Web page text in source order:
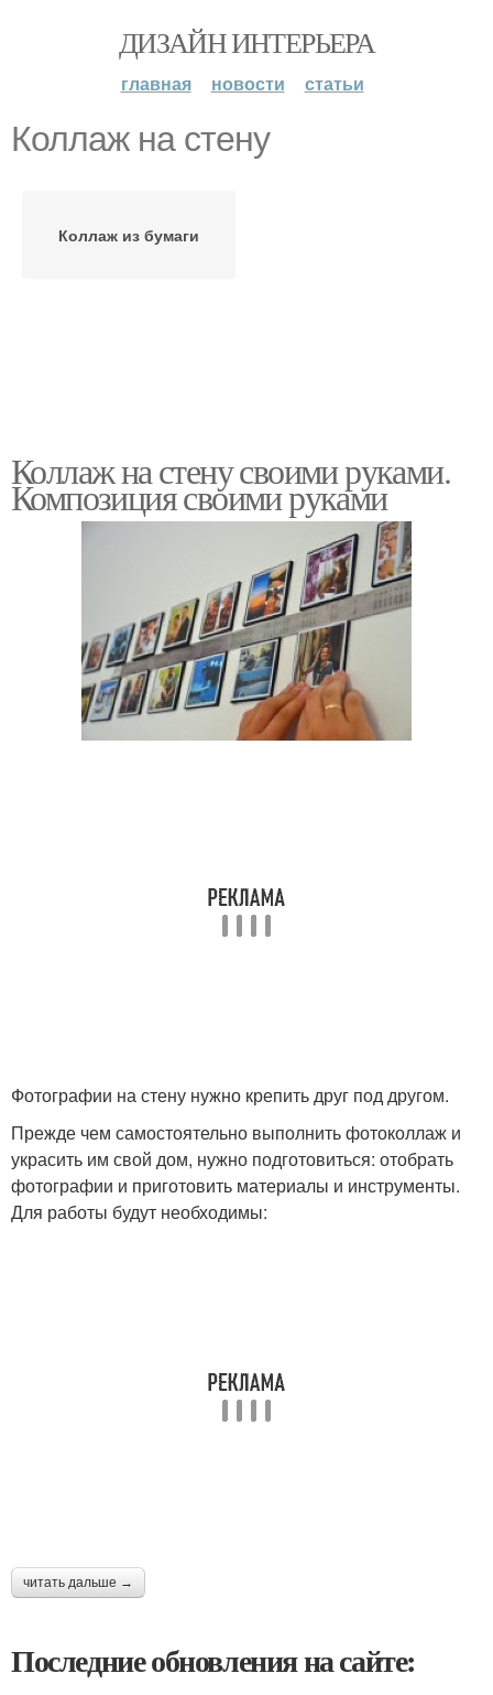
ДИЗАЙН ИНТЕРЬЕРА
главная новости статьи
Коллаж на стену
Коллаж из бумаги
Коллаж на стену своими руками.
Композиция своими руками
Фотографии на стену нужно крепить друг под другом.
Прежде чем самостоятельно выполнить фотоколлаж и
украсить им свой дом, нужно подготовиться: отобрать
фотографии и приготовить материалы и инструменты.
Для работы будут необходимы:
читать дальше →
Последние обновления на сайте: